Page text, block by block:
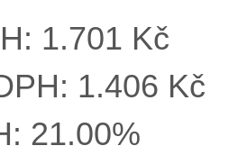
1.701 Kč
1.406 Kč
21.00%